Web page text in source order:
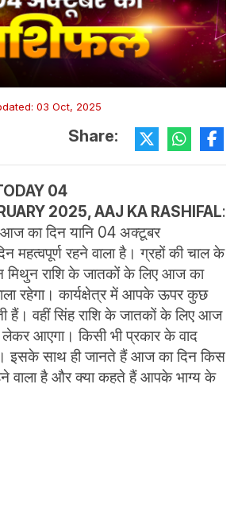
03 Oct, 2025
Share:
04
2025, AAJ KA RASHIFAL:
का दिन यानि 04 अक्टूबर
महत्वपूर्ण रहने वाला है। ग्रहों की चाल के
राशि के जातकों के लिए आज का
रहेगा। कार्यक्षेत्र में आपके ऊपर कुछ
हैं। वहीं सिंह राशि के जातकों के लिए आज
आएगा। किसी भी प्रकार के वाद
इसके साथ ही जानते हैं आज का दिन किस
वाला है और क्या कहते हैं आपके भाग्य के